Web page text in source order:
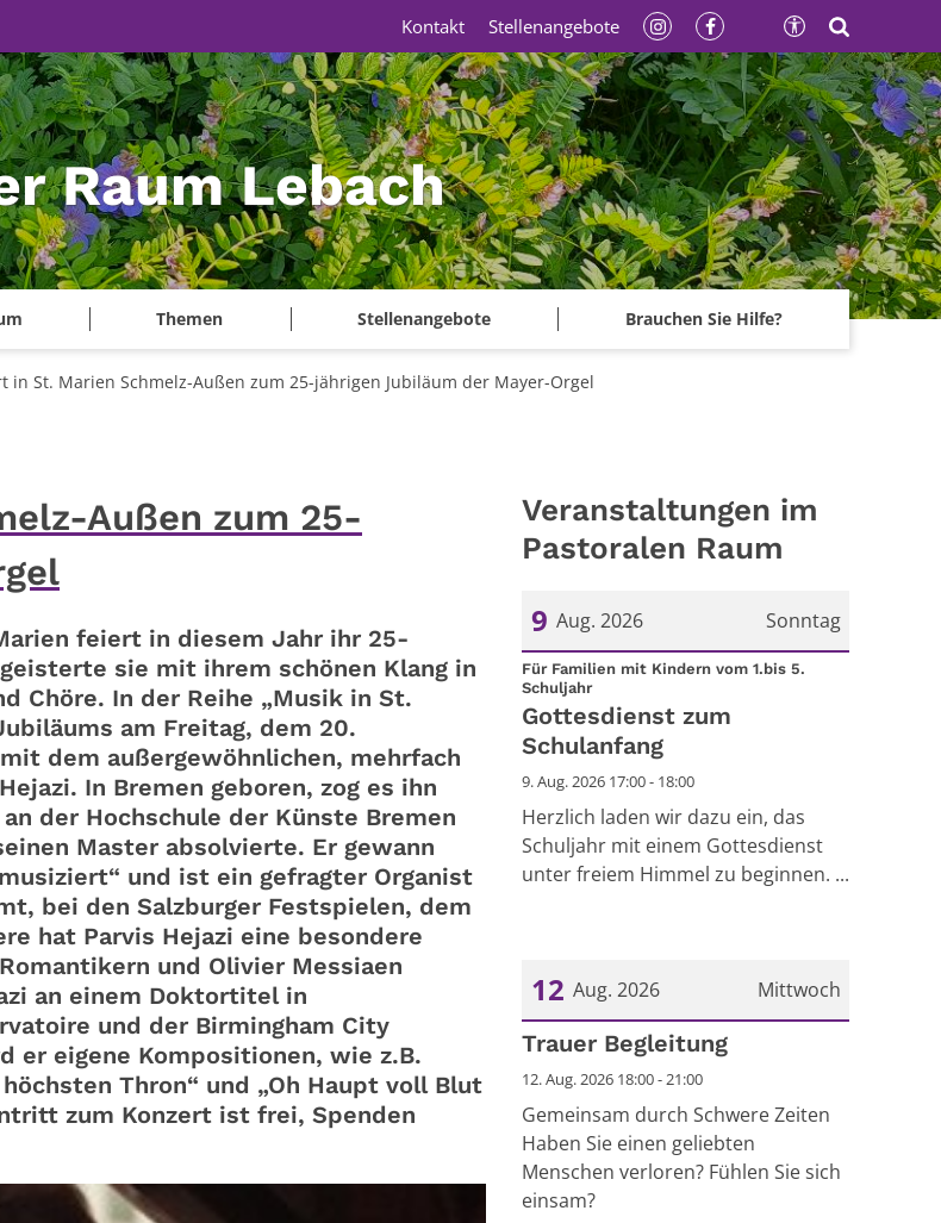
Raum Lebach
Themen Stellenangebote Brauchen Sie Hilfe?
Kontakt Stellenangebote
in St. Marien Schmelz-Außen zum 25-jährigen Jubiläum der Mayer-Orgel
Außen zum 25-
feiert in diesem Jahr ihr 25-
sie mit ihrem schönen Klang in
Chöre. In der Reihe „Musik in St.
am Freitag, dem 20.
dem außergewöhnlichen, mehrfach
In Bremen geboren, zog es ihn
der Hochschule der Künste Bremen
Master absolvierte. Er gewann
und ist ein gefragter Organist
bei den Salzburger Festspielen, dem
hat Parvis Hejazi eine besondere
und Olivier Messiaen
an einem Doktortitel in
und der Birmingham City
er eigene Kompositionen, wie z.B.
Thron“ und „Oh Haupt voll Blut
zum Konzert ist frei, Spenden
Veranstaltungen im
Pastoralen Raum
Sonntag
9 Aug. 2026
Datum: 9. August 2026
Für Familien mit Kindern vom 1.bis 5.
Schuljahr:
Gottesdienst zum
Schulanfang
9. Aug. 2026 17:00 - 18:00
Herzlich laden wir dazu ein, das
Schuljahr mit einem Gottesdienst
unter freiem Himmel zu beginnen. ...
Mittwoch
12 Aug. 2026
Datum: 12. August 2026
Trauer Begleitung
12. Aug. 2026 18:00 - 21:00
Gemeinsam durch Schwere Zeiten
Haben Sie einen geliebten
Menschen verloren? Fühlen Sie sich
einsam?